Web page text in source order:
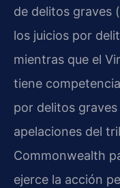
de delitos graves
los juicios por
mientras que el
tiene
por delitos
apelaciones del
Commonwealth
ejerce la acción